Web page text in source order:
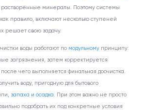
растворённые минералы. Поэтому системы
как правило, включают несколько ступеней
решает свою задачу.
воды работают по модульному принципу:
загрязнения, затем корректируется
чего выполняется финальная доочистка.
воду, пригодную для бытового
запаха и осадка. При этом важно не просто
подобрать их под конкретные условия